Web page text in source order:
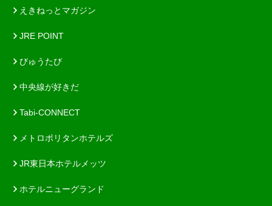
えきねっとマガジン
JRE POINT
びゅうたび
中央線が好きだ
Tabi-CONNECT
メトロポリタンホテルズ
JR東日本ホテルメッツ
ホテルニューグランド